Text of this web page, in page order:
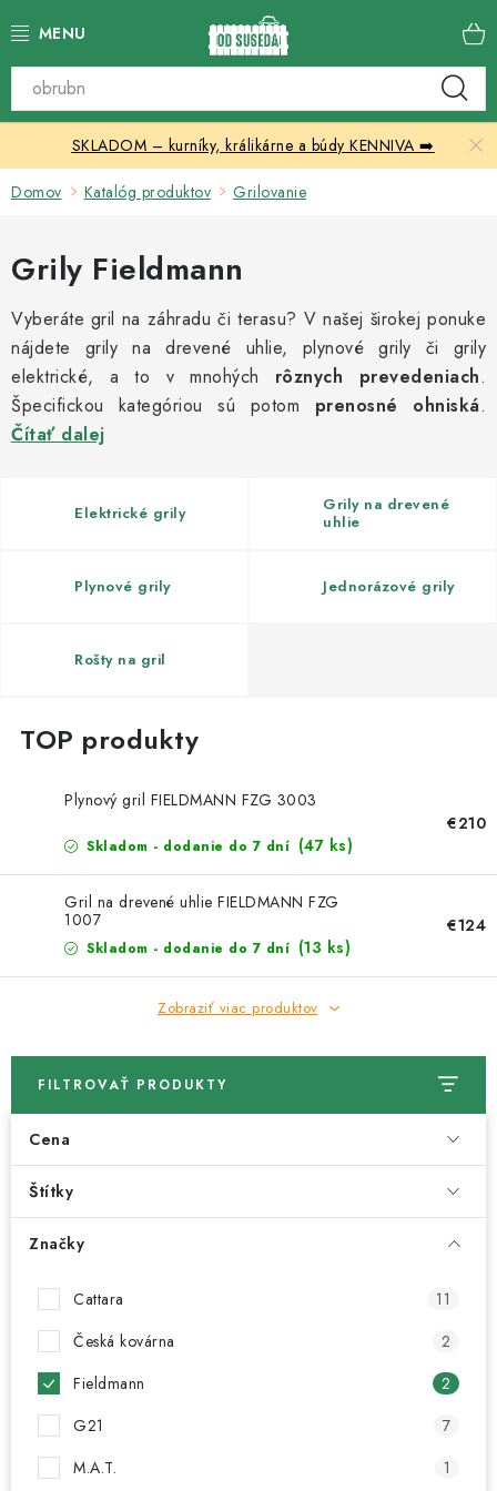
na
Katalóg produktov
Skleníky
Chovateľské potreby
Prístrešky
Vonkajšia dlažba
Kontakty
SKLADOM – kurníky, králikárne a búdy KENNIVA ➡️
Domov Katalóg produktov Grilovanie
Grily Fieldmann
Vyberáte gril na záhradu či terasu? V našej širokej ponuke
nájdete grily na drevené uhlie, plynové grily či grily
elektrické, a to v mnohých rôznych prevedeniach.
Špecifickou kategóriou sú potom prenosné ohniská.
Čítať dalej
Elektrické grily
Grily na drevené
uhlie
Plynové grily Jednorázové grily
Rošty na gril
Plynový gril FIELDMANN FZG 3003
Skladom - dodanie do 7 dní (47 ks)
€210
Gril na drevené uhlie FIELDMANN FZG
1007
Skladom - dodanie do 7 dní (13 ks)
€124
Zobraziť viac produktov
FILTROVAŤ PRODUKTY
Cena
Štítky
Značky
Cattara
11
Česká kovárna
2
Fieldmann
2
G21
7
M.A.T.
1